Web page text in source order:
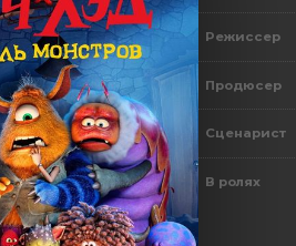
Режиссер
Продюсер
Сценарист
В ролях